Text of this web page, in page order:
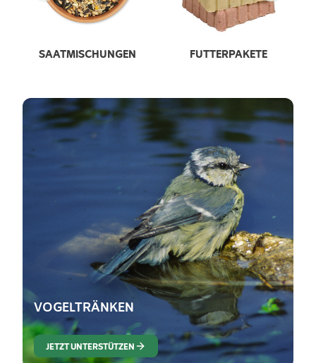
SAATMISCHUNGEN FUTTERPAKETE
VOGELTRÄNKEN
JETZT UNTERSTÜTZEN